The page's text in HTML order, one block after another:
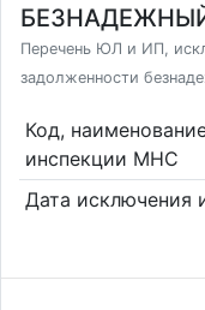
Перечень ЮЛ и ИП,
задолженности
Код,
инспекции МНС
Дата исключения